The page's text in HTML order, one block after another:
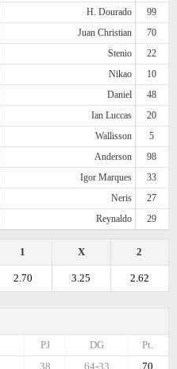
H. Dourado
99
Juan Christian
70
Stenio
22
Nikao
10
Daniel
48
Ian Luccas
20
Wallisson
5
Anderson
98
Igor Marques
33
Neris
27
Reynaldo
29
2
X
1
2.62
3.25
2.70
Pt.
DG
PJ
70
64-33
38